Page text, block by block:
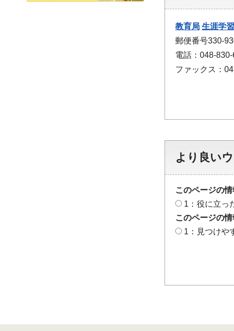
教育局 生涯学
郵便番号330-
電話：048-
ファックス：
より良い
このページの
1：役に立っ
このページの
1：見つけや